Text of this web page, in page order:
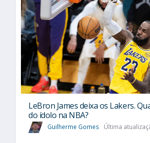
LeBron James deixa os Lakers.
do ídolo na NBA?
Guilherme Gomes Última